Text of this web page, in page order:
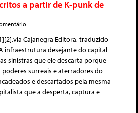
a partir de K-punk de
Cajanegra Editora, traduzido
infraestrutura desejante do capital
sinistras que ele descarta porque
surreais e aterradores do
e descartados pela mesma
que a desperta, captura e